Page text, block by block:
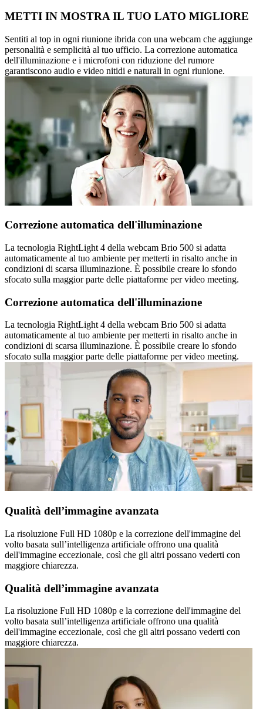
METTI IN MOSTRA IL TUO LATO MIGLIORE
Sentiti al top in ogni riunione ibrida con una webcam che aggiunge
personalità e semplicità al tuo ufficio. La correzione automatica
dell'illuminazione e i microfoni con riduzione del rumore
garantiscono audio e video nitidi e naturali in ogni riunione.
Correzione automatica dell'illuminazione
La tecnologia RightLight 4 della webcam Brio 500 si adatta
automaticamente al tuo ambiente per metterti in risalto anche in
condizioni di scarsa illuminazione. È possibile creare lo sfondo
sfocato sulla maggior parte delle piattaforme per video meeting.
Correzione automatica dell'illuminazione
La tecnologia RightLight 4 della webcam Brio 500 si adatta
automaticamente al tuo ambiente per metterti in risalto anche in
condizioni di scarsa illuminazione. È possibile creare lo sfondo
sfocato sulla maggior parte delle piattaforme per video meeting.
Qualità dell’immagine avanzata
La risoluzione Full HD 1080p e la correzione dell'immagine del
volto basata sull’intelligenza artificiale offrono una qualità
dell'immagine eccezionale, così che gli altri possano vederti con
maggiore chiarezza.
Qualità dell’immagine avanzata
La risoluzione Full HD 1080p e la correzione dell'immagine del
volto basata sull’intelligenza artificiale offrono una qualità
dell'immagine eccezionale, così che gli altri possano vederti con
maggiore chiarezza.